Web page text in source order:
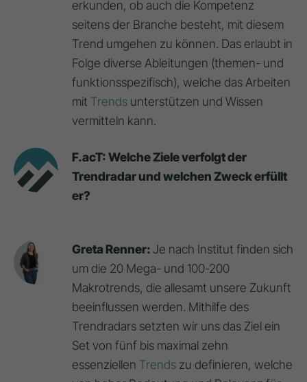
erkunden, ob auch die Kompetenz
seitens der Branche besteht, mit diesem
Trend umgehen zu können. Das erlaubt in
Folge diverse Ableitungen (themen- und
funktionsspezifisch), welche das Arbeiten
mit Trends unterstützen und Wissen
vermitteln kann.
F.acT: Welche Ziele verfolgt der
Trendradar und welchen Zweck erfüllt
er?
Greta Renner:Je nach Institut finden sich
um die 20 Mega- und 100-200
Makrotrends, die allesamt unsere Zukunft
beeinflussen werden. Mithilfe des
Trendradars setzten wir uns das Ziel ein
Set von fünf bis maximal zehn
essenziellen Trends zu definieren, welche